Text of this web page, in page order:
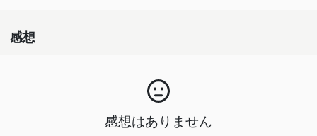
感想
感想はありません